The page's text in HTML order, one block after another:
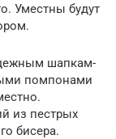
Уместны будут
шапкам-
помпонами
из пестрых
бисера.